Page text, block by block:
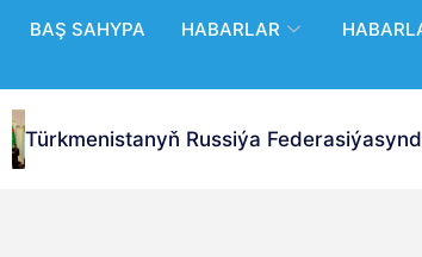
BAŞ SAHYPA HABARLAR
Türkmenistanyň Russiýa